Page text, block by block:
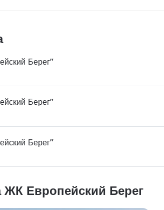
Берег"
Берег"
Берег"
ЖК Европейский Берег